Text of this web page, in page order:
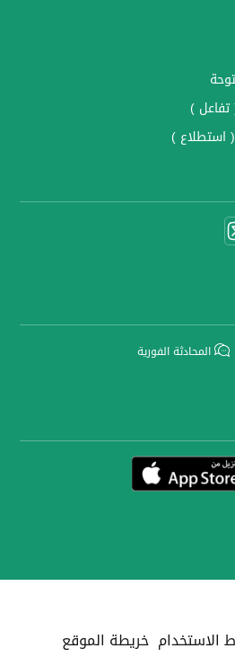
تفاعل )
( استطلاع )
المحادثة الفورية
الاستخدام خريطة الموقع